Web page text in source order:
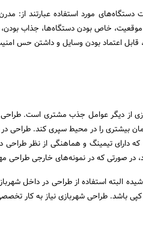
دستگاه‌های مورد استفاده عبارتند از:
موقعیت، خاص بودن دستگاه‌ها، جذاب
قابل اعتماد بودن وسایل و داشتن حس
از دیگر عوامل جذب مشتری است.
بیشتری را در محیط سپری کند. طراحی در
دارای تیمینگ و هماهنگی از نظر طراحی
در صورتی که در نمونه‌های خارجی طراحی
البته استفاده از طراحی در داخل
کپی باشد. طراحی شهربازی نیاز به کار